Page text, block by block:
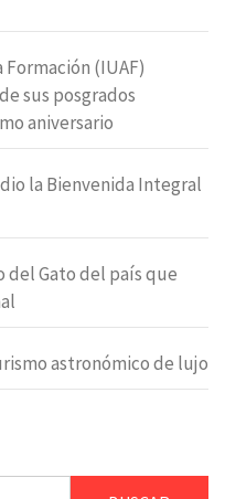
(IUAF)
sus posgrados
aniversario
la Bienvenida Integral
del Gato del país que
astronómico de lujo